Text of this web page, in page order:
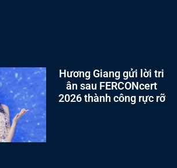
Hương Giang gửi lời tri
ân sau FERCONcert
2026 thành công rực rỡ